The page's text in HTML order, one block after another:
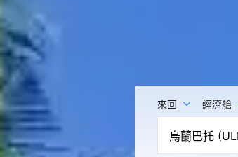
來回 經濟艙